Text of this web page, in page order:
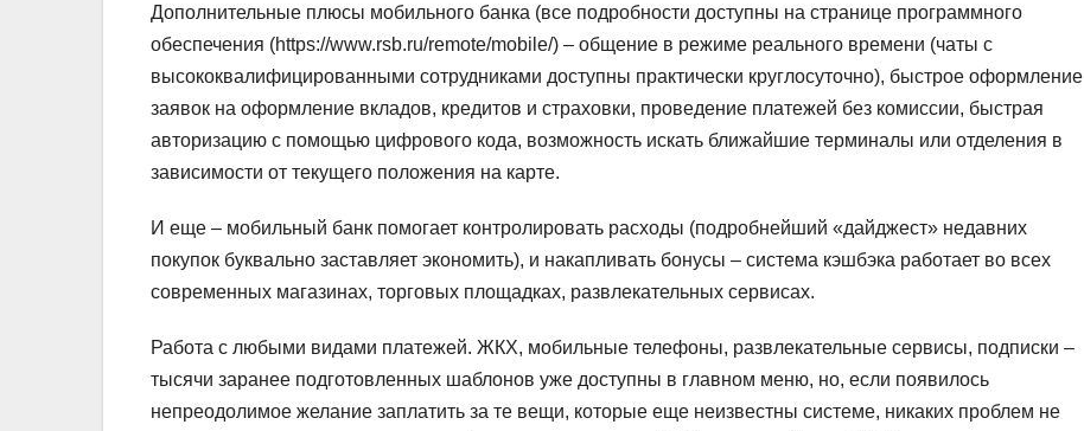
Дополнительные плюсы мобильного банка (все подробности доступны на странице программного
обеспечения (https://www.rsb.ru/remote/mobile/) – общение в режиме реального времени (чаты с
высококвалифицированными сотрудниками доступны практически круглосуточно), быстрое оформление
заявок на оформление вкладов, кредитов и страховки, проведение платежей без комиссии, быстрая
авторизацию с помощью цифрового кода, возможность искать ближайшие терминалы или отделения в
зависимости от текущего положения на карте.
И еще – мобильный банк помогает контролировать расходы (подробнейший «дайджест» недавних
покупок буквально заставляет экономить), и накапливать бонусы – система кэшбэка работает во всех
современных магазинах, торговых площадках, развлекательных сервисах.
Работа с любыми видами платежей. ЖКХ, мобильные телефоны, развлекательные сервисы, подписки –
тысячи заранее подготовленных шаблонов уже доступны в главном меню, но, если появилось
непреодолимое желание заплатить за те вещи, которые еще неизвестны системе, никаких проблем не